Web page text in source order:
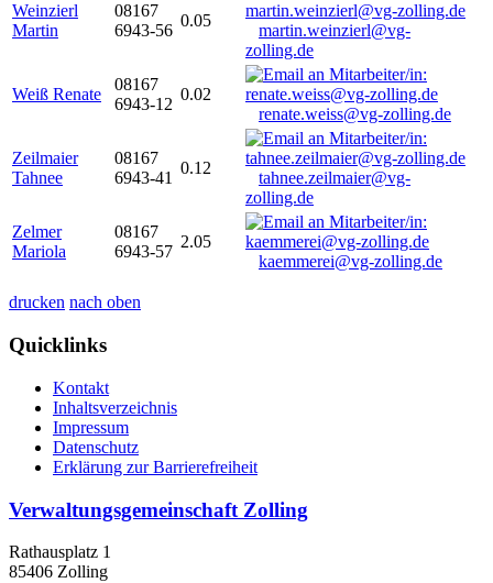
Weinzierl
Martin
08167
6943-56
0.05
martin.weinzierl@vg-
zolling.de
Weiß Renate
08167
6943-12
0.02
renate.weiss@vg-zolling.de
Zeilmaier
Tahnee
08167
6943-41
0.12
tahnee.zeilmaier@vg-
zolling.de
Zelmer
Mariola
08167
6943-57
2.05
kaemmerei@vg-zolling.de
drucken nach oben
Quicklinks
Kontakt
Inhaltsverzeichnis
Impressum
Datenschutz
Erklärung zur Barrierefreiheit
Verwaltungsgemeinschaft Zolling
Rathausplatz 1
85406 Zolling